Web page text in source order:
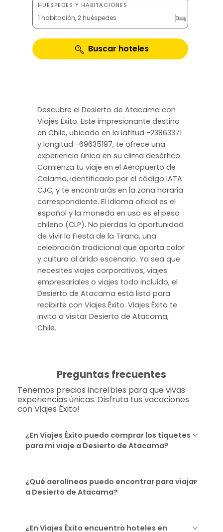
HUÉSPEDES Y HABITACIONES
1 habitación, 2 huéspedes
Buscar hoteles
Descubre el Desierto de Atacama con
Viajes Éxito. Este impresionante destino
en Chile, ubicado en la latitud -23863371
y longitud -69635197, te ofrece una
experiencia única en su clima desértico.
Comienza tu viaje en el Aeropuerto de
Calama, identificado por el código IATA
CJC, y te encontrarás en la zona horaria
correspondiente. El idioma oficial es el
español y la moneda en uso es el peso
chileno (CLP). No pierdas la oportunidad
de vivir la Fiesta de la Tirana, una
celebración tradicional que aporta color
y cultura al árido escenario. Ya sea que
necesites viajes corporativos, viajes
empresariales o viajes todo incluido, el
Desierto de Atacama está listo para
recibirte con Viajes Éxito. Viajes Éxito te
invita a visitar Desierto de Atacama,
Chile.
Preguntas frecuentes
Tenemos precios increíbles para que vivas
experiencias únicas. Disfruta tus vacaciones
con Viajes Éxito!
¿En Viajes Éxito puedo comprar los tiquetes
para mi viaje a Desierto de Atacama?
¿Qué aerolíneas puedo encontrar para viajar
a Desierto de Atacama?
¿En Viajes Éxito encuentro hoteles en